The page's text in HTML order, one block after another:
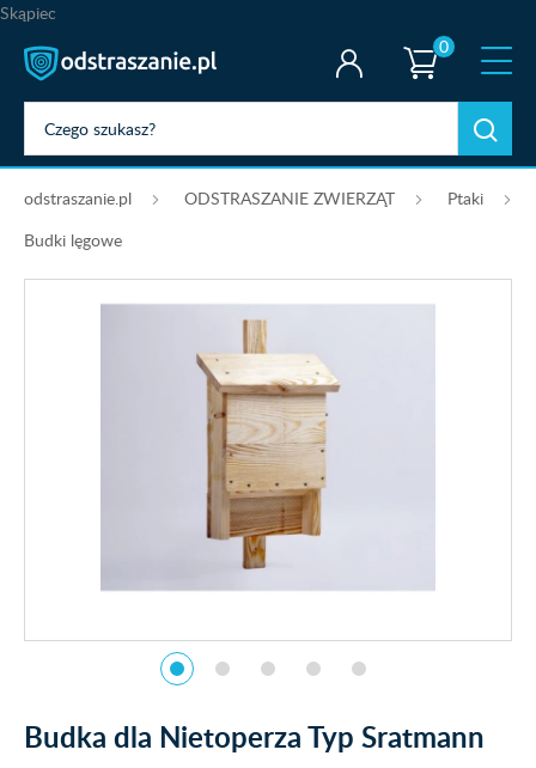
Skąpiec
0
odstraszanie.pl ODSTRASZANIE ZWIERZĄT
Ptaki
Budki lęgowe
Budka dla Nietoperza Typ Sratmann